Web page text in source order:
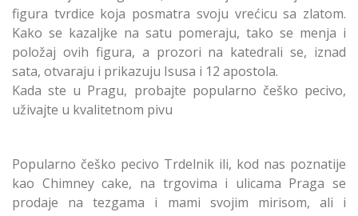
figura tvrdice koja posmatra svoju vrećicu sa zlatom.
Kako se kazaljke na satu pomeraju, tako se menja i
položaj ovih figura, a prozori na katedrali se, iznad
sata, otvaraju i prikazuju Isusa i 12 apostola.
Kada ste u Pragu, probajte popularno češko pecivo,
uživajte u kvalitetnom pivu
Popularno češko pecivo Trdelnik ili, kod nas poznatije
kao Chimney cake, na trgovima i ulicama Praga se
prodaje na tezgama i mami svojim mirisom, ali i